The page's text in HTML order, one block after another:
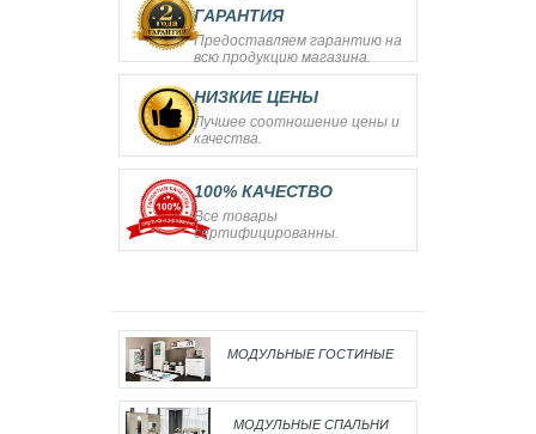
ГАРАНТИЯ
Предоставляем гарантию на
всю продукцию магазина.
НИЗКИЕ ЦЕНЫ
Лучшее соотношение цены и
качества.
100% КАЧЕСТВО
Все товары
сертифицированны.
МОДУЛЬНЫЕ ГОСТИНЫЕ
МОДУЛЬНЫЕ СПАЛЬНИ